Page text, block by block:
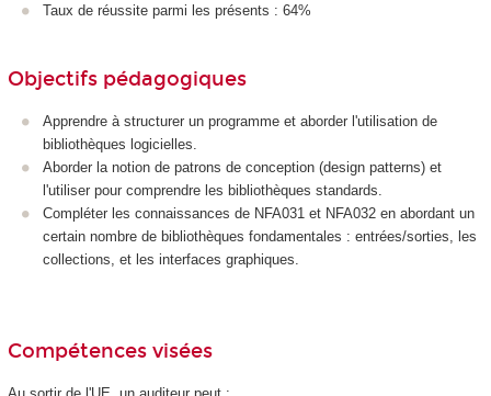
Taux de réussite parmi les présents : 64%
Objectifs pédagogiques
Apprendre à structurer un programme et aborder l'utilisation de
bibliothèques logicielles.
Aborder la notion de patrons de conception (design patterns) et
l'utiliser pour comprendre les bibliothèques standards.
Compléter les connaissances de NFA031 et NFA032 en abordant un
certain nombre de bibliothèques fondamentales : entrées/sorties, les
collections, et les interfaces graphiques.
Compétences visées